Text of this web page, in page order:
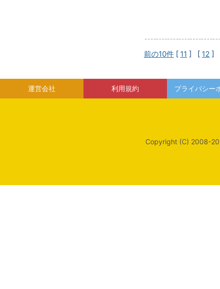
前の10件 [ 11 ] [ 12 ]
運営会社 利用規約 プライバシー
Copyright (C) 2008-